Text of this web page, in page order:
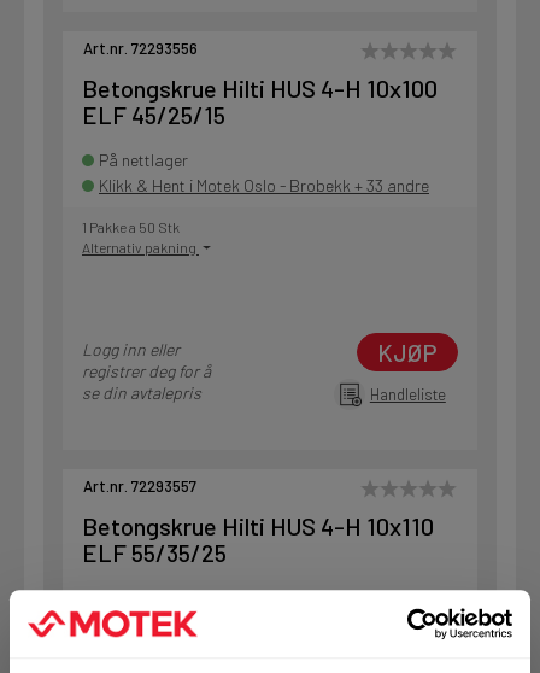
Art.nr. 72293556
Betongskrue Hilti HUS 4-H 10x100
ELF 45/25/15
På nettlager
Klikk & Hent i Motek Oslo - Brobekk + 33 andre
1 Pakke a 50 Stk
Alternativ pakning
Logg inn eller
registrer deg for å
se din avtalepris
KJØP
Handleliste
Art.nr. 72293557
Betongskrue Hilti HUS 4-H 10x110
ELF 55/35/25
På nettlager
Klikk & Hent i Motek Oslo - Brobekk + 32 andre